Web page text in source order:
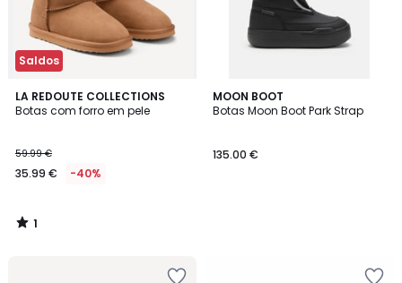
Saldos
LA REDOUTE COLLECTIONS
Botas com forro em pele
59.99 €
35.99 € -40%
1
/
1
/
MOON BOOT
Botas Moon Boot Park Strap
135.00 €